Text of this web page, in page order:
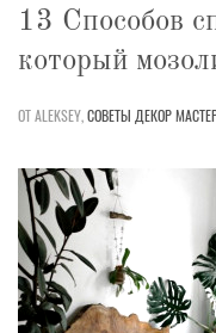
13 Способов
который
ОТ ALEKSEY,СОВЕТЫ ДЕКОР